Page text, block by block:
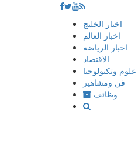
إذهب
المحتوى
اخبار الخليج
اخبار العالم
اخبار الرياضه
الاقتصاد
علوم وتكنولوجيا
فن ومشاهير
وظائف